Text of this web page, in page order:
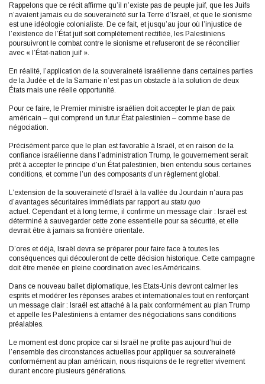
Rappelons que ce récit affirme qu’il n’existe pas de peuple juif, que les Juifs
n’avaient jamais eu de souveraineté sur la Terre d’Israël, et que le sionisme
est une idéologie colonialiste. De ce fait, et jusqu’au jour où l’injustice de
l’existence de l’État juif soit complètement rectifiée, les Palestiniens
poursuivront le combat contre le sionisme et refuseront de se réconcilier
avec « l’État-nation juif ».
En réalité, l’application de la souveraineté israélienne dans certaines parties
de la Judée et de la Samarie n’est pas un obstacle à la solution de deux
États mais une réelle opportunité.
Pour ce faire, le Premier ministre israélien doit accepter le plan de paix
américain – qui comprend un futur État palestinien – comme base de
négociation.
Précisément parce que le plan est favorable à Israël, et en raison de la
confiance israélienne dans l’administration Trump, le gouvernement serait
prêt à accepter le principe d’un État palestinien, bien entendu sous certaines
conditions, et comme l’un des composants d’un règlement global.
L’extension de la souveraineté d’Israël à la vallée du Jourdain n’aura pas
d’avantages sécuritaires immédiats par rapport au statu quo
actuel. Cependant et à long terme, il confirme un message clair : Israël est
déterminé à sauvegarder cette zone essentielle pour sa sécurité, et elle
devrait être à jamais sa frontière orientale.
D’ores et déjà, Israël devra se préparer pour faire face à toutes les
conséquences qui découleront de cette décision historique. Cette campagne
doit être menée en pleine coordination avec les Américains.
Dans ce nouveau ballet diplomatique, les Etats-Unis devront calmer les
esprits et modérer les réponses arabes et internationales tout en renforçant
un message clair : Israël est attaché à la paix conformément au plan Trump
et appelle les Palestiniens à entamer des négociations sans conditions
préalables.
Le moment est donc propice car si Israël ne profite pas aujourd’hui de
l’ensemble des circonstances actuelles pour appliquer sa souveraineté
conformément au plan américain, nous risquions de le regretter vivement
durant encore plusieurs générations.